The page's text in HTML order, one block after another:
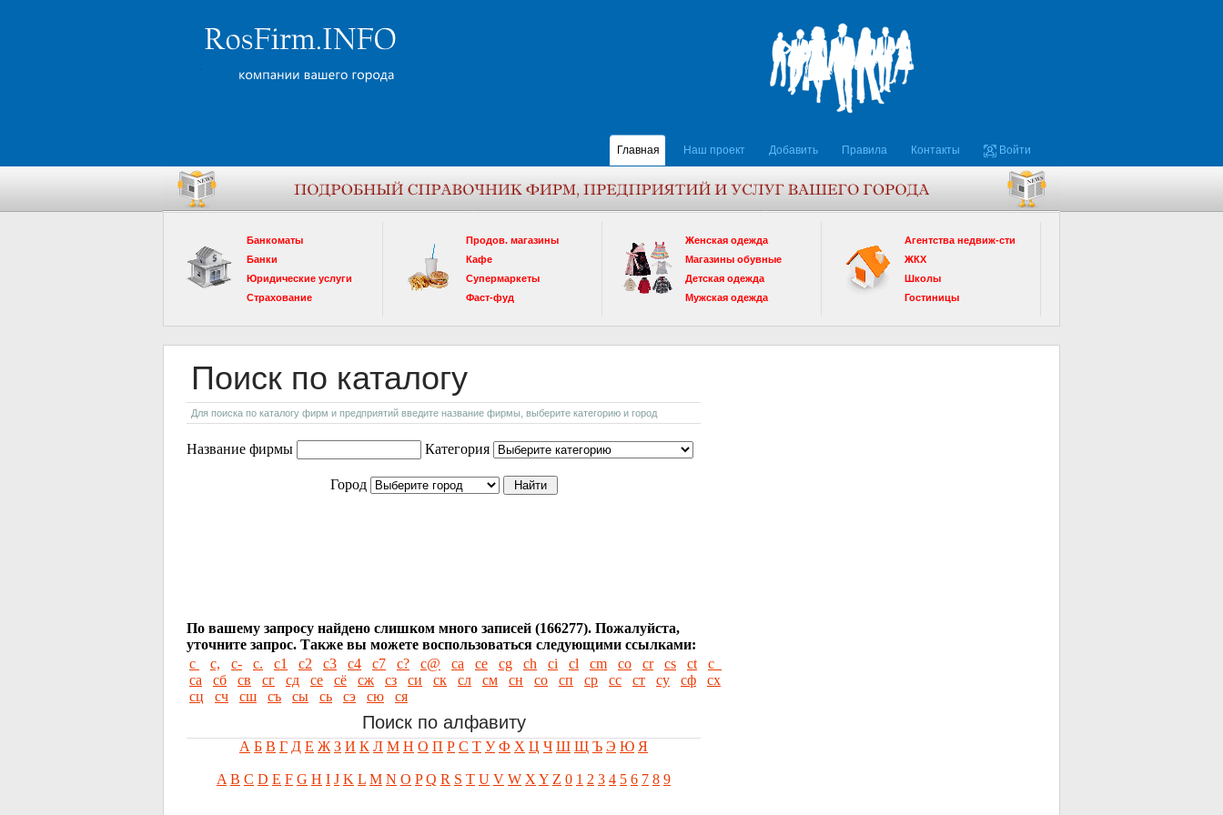
Главная Наш проект Добавить Правила Контакты Войти
Банкоматы
Банки
Юридические услуги
Страхование
Продов. магазины
Кафе
Супермаркеты
Фаст-фуд
Женская одежда
Магазины обувные
Детская одежда
Мужская одежда
Агентства недвиж-сти
ЖКХ
Школы
Гостиницы
Поиск по каталогу
Для поиска по каталогу фирм и предприятий введите название фирмы, выберите категорию и город
Название фирмы Категория
Город
По вашему запросу найдено слишком много записей (166277). Пожалуйста,
уточните запрос. Также вы можете воспользоваться следующими ссылками:
с
с, с- с. с1 с2 с3 с4 с7 с? с@ сa сe сg сh сi сl сm сo сr сs сt
с_
са
сб св сг сд се сё сж сз си ск сл см сн со сп ср сс ст су сф
сх
сц
сч сш съ сы сь сэ сю ся
Поиск по алфавиту
А Б В Г Д Е Ж З И К Л М Н О П Р С Т У Ф Х Ц Ч Ш Щ Ъ Э Ю Я
A B C D E F G H I J K L M N O P Q R S T U V W X Y Z 0 1 2 3 4 5 6 7 8 9